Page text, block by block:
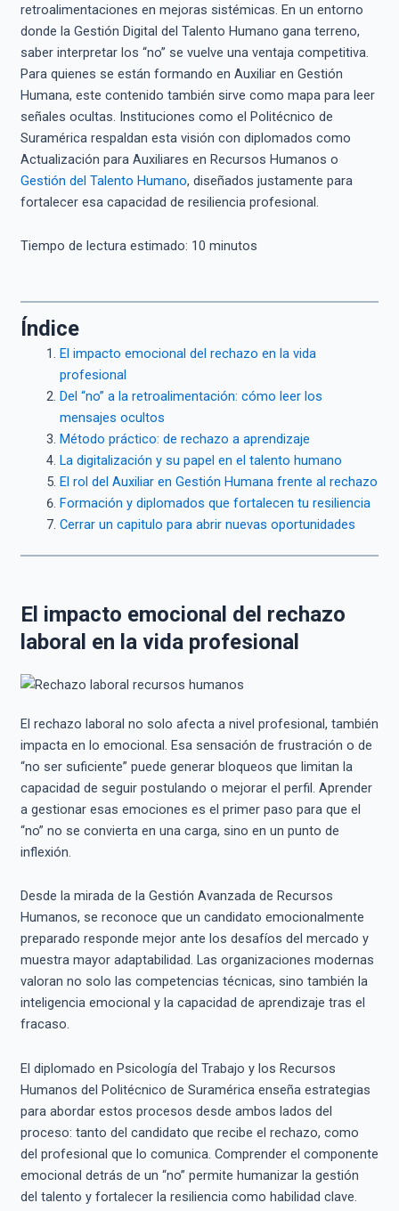
retroalimentaciones en mejoras sistémicas. En un entorno
donde la Gestión Digital del Talento Humano gana terreno,
saber interpretar los “no” se vuelve una ventaja competitiva.
Para quienes se están formando en Auxiliar en Gestión
Humana, este contenido también sirve como mapa para leer
señales ocultas. Instituciones como el Politécnico de
Suramérica respaldan esta visión con diplomados como
Actualización para Auxiliares en Recursos Humanos o
Gestión del Talento Humano, diseñados justamente para
fortalecer esa capacidad de resiliencia profesional.
Tiempo de lectura estimado: 10 minutos
Índice
El impacto emocional del rechazo en la vida
profesional
Del “no” a la retroalimentación: cómo leer los
mensajes ocultos
Método práctico: de rechazo a aprendizaje
La digitalización y su papel en el talento humano
El rol del Auxiliar en Gestión Humana frente al rechazo
Formación y diplomados que fortalecen tu resiliencia
Cerrar un capitulo para abrir nuevas oportunidades
El impacto emocional del rechazo
laboral en la vida profesional
El rechazo laboral no solo afecta a nivel profesional, también
impacta en lo emocional. Esa sensación de frustración o de
“no ser suficiente” puede generar bloqueos que limitan la
capacidad de seguir postulando o mejorar el perfil. Aprender
a gestionar esas emociones es el primer paso para que el
“no” no se convierta en una carga, sino en un punto de
inflexión.
Desde la mirada de la Gestión Avanzada de Recursos
Humanos, se reconoce que un candidato emocionalmente
preparado responde mejor ante los desafíos del mercado y
muestra mayor adaptabilidad. Las organizaciones modernas
valoran no solo las competencias técnicas, sino también la
inteligencia emocional y la capacidad de aprendizaje tras el
fracaso.
El diplomado en Psicología del Trabajo y los Recursos
Humanos del Politécnico de Suramérica enseña estrategias
para abordar estos procesos desde ambos lados del
proceso: tanto del candidato que recibe el rechazo, como
del profesional que lo comunica. Comprender el componente
emocional detrás de un “no” permite humanizar la gestión
del talento y fortalecer la resiliencia como habilidad clave.